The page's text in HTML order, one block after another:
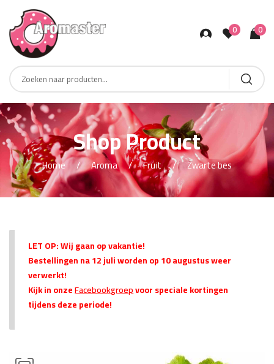
Products
search
0 0
Shop Product
Home Aroma Fruit Zwarte bes
LET OP: Wij gaan op vakantie!
Bestellingen na 12 juli worden op 10 augustus weer
verwerkt!
Kijk in onzeFacebookgroepvoor speciale kortingen
tijdens deze periode!